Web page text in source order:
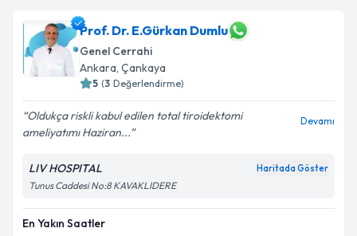
Prof. Dr. E.Gürkan Dumlu
Genel Cerrahi
Ankara, Çankaya
5 (3 Değerlendirme)
Oldukça riskli kabul edilen total tiroidektomi
ameliyatımı Haziran...
Devamı
LIV HOSPITAL Haritada Göster
Tunus Caddesi No:8 KAVAKLIDERE
En Yakın Saatler